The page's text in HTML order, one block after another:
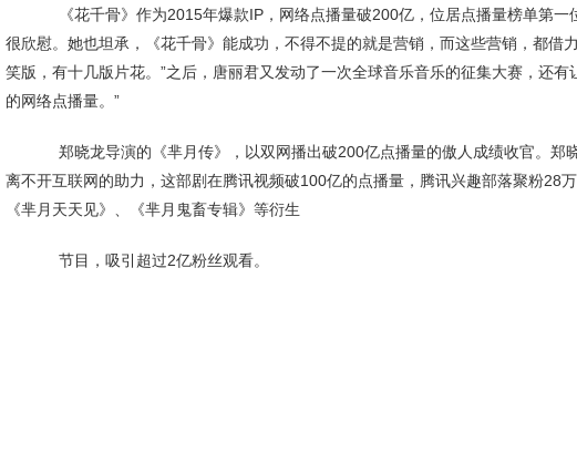
《花千骨》作为2015年爆款IP，网络点播量破200亿，位居点播量榜单第一位
很欣慰。她也坦承，《花千骨》能成功，不得不提的就是营销，而这些营销，都
笑版，有十几版片花。”之后，唐丽君又发动了一次全球音乐音乐的征集大赛，还
的网络点播量。”
郑晓龙导演的《芈月传》，以双网播出破200亿点播量的傲人成绩收官。郑晓
离不开互联网的助力，这部剧在腾讯视频破100亿的点播量，腾讯兴趣部落聚粉
《芈月天天见》、《芈月鬼畜专辑》等衍生
节目，吸引超过2亿粉丝观看。